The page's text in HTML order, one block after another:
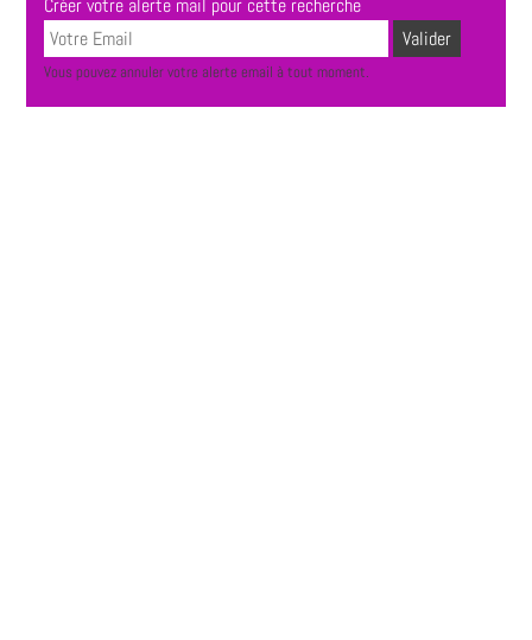
Créer votre alerte mail pour cette recherche
Vous pouvez annuler votre alerte email à tout moment.